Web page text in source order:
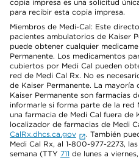
copia impresa es una solicitud
para recibir esta copia impresa.
Miembros de Medi-Cal: Este
pacientes ambulatorios de Kaiser
puede obtener cualquier
Permanente. Los medicamentos
cubiertos por Medi Cal pueden
red de Medi Cal Rx. No es
de Kaiser Permanente. La mayoría
Kaiser Permanente son farmacias
informarle si forma parte de la red
una farmacia de Medi Cal fuera de
localizador de farmacias de Medi
CalRx.dhcs.ca.gov
. También
Medi Cal Rx, al 1-800-977-2273,
semana (TTY 711 de lunes a